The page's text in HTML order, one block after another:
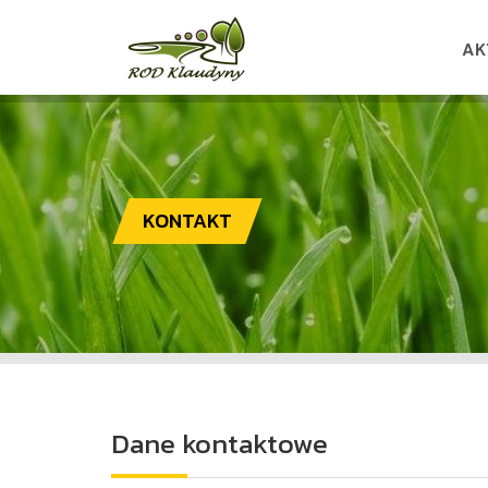
KONTAKT
Dane kontaktowe